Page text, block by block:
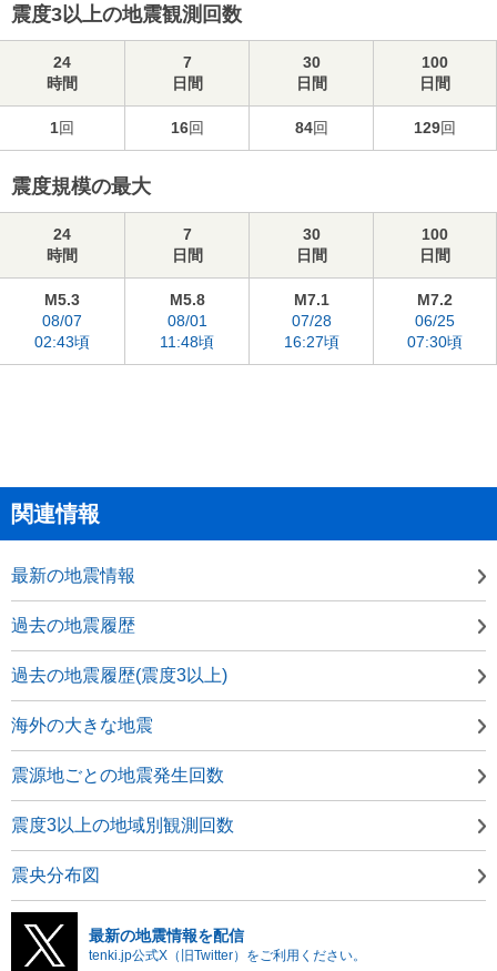
震度3以上の地震観測回数
24
時間
7
日間
30
日間
100
日間
1回 16回 84回 129回
震度規模の最大
24
時間
7
日間
30
日間
100
日間
M5.3
08/07
02:43頃
M5.8
08/01
11:48頃
M7.1
07/28
16:27頃
M7.2
06/25
07:30頃
関連情報
最新の地震情報
過去の地震履歴
過去の地震履歴(震度3以上)
海外の大きな地震
震源地ごとの地震発生回数
震度3以上の地域別観測回数
震央分布図
最新の地震情報を配信
tenki.jp公式X（旧Twitter）をご利用ください。